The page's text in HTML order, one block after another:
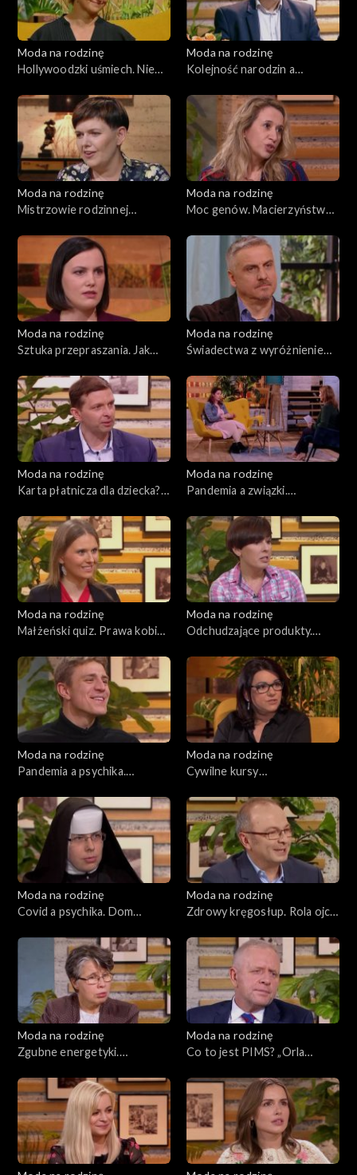
Moda na rodzinę
Hollywoodzki uśmiech. Nie
Moda na rodzinę
Kolejność narodzin a
rozwoju mowy, odc. 175
Moda na rodzinę
Mistrzowie rodzinnej
i napojach gazowanych, odc.
176
Moda na rodzinę
Moc genów. Macierzyństwo
Moda na rodzinę
Sztuka przepraszania. Jak
śmierci?, odc. 172
Moda na rodzinę
Świadectwa z wyróżnieniem.
Moda na rodzinę
Karta płatnicza dla dziecka?
związek, odc. 170
Moda na rodzinę
Pandemia a związki.
Moda na rodzinę
Małżeński quiz. Prawa kobiet
odc. 168
Moda na rodzinę
Odchudzające produkty.
rodziców, odc. 167
Moda na rodzinę
Pandemia a psychika.
166
Moda na rodzinę
Cywilne kursy
antynowotworowa, odc. 164
Moda na rodzinę
Covid a psychika. Dom
Moda na rodzinę
Zdrowy kręgosłup. Rola ojca
Moda na rodzinę
Zgubne energetyki.
pandemii, odc. 161
Moda na rodzinę
Co to jest PIMS? „Orla